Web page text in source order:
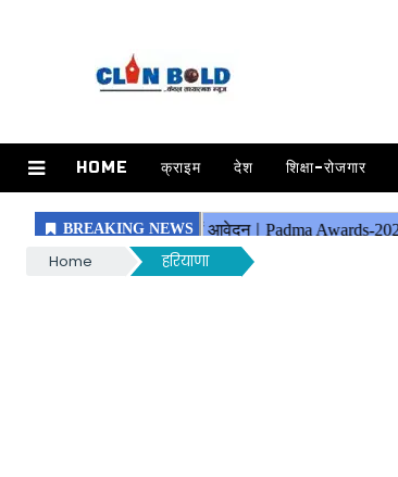
HOME क्राइम देश शिक्षा-रोजगार
Home हरियाणा